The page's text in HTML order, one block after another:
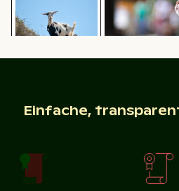
Flughund im farbenfrohen
Einfache,